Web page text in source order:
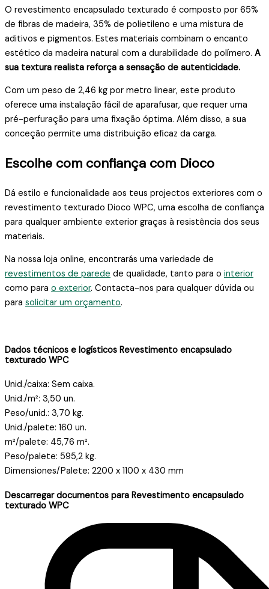
O revestimento encapsulado texturado é composto por 65%
de fibras de madeira, 35% de polietileno e uma mistura de
aditivos e pigmentos. Estes materiais combinam o encanto
estético da madeira natural com a durabilidade do polímero. A
sua textura realista reforça a sensação de autenticidade.
Com um peso de 2,46 kg por metro linear, este produto
oferece uma instalação fácil de aparafusar, que requer uma
pré-perfuração para uma fixação óptima. Além disso, a sua
conceção permite uma distribuição eficaz da carga.
Escolhe com confiança com Dioco
Dá estilo e funcionalidade aos teus projectos exteriores com o
revestimento texturado Dioco WPC, uma escolha de confiança
para qualquer ambiente exterior graças à resistência dos seus
materiais.
Na nossa loja online, encontrarás uma variedade de
revestimentos de parede de qualidade, tanto para o interior
como para o exterior. Contacta-nos para qualquer dúvida ou
para solicitar um orçamento.
Dados técnicos e logísticos Revestimento encapsulado
texturado WPC
Unid./caixa: Sem caixa.
Unid./m²: 3,50 un.
Peso/unid.: 3,70 kg.
Unid./palete: 160 un.
m²/palete: 45,76 m².
Peso/palete: 595,2 kg.
Dimensiones/Palete: 2200 x 1100 x 430 mm
Descarregar documentos para Revestimento encapsulado
texturado WPC